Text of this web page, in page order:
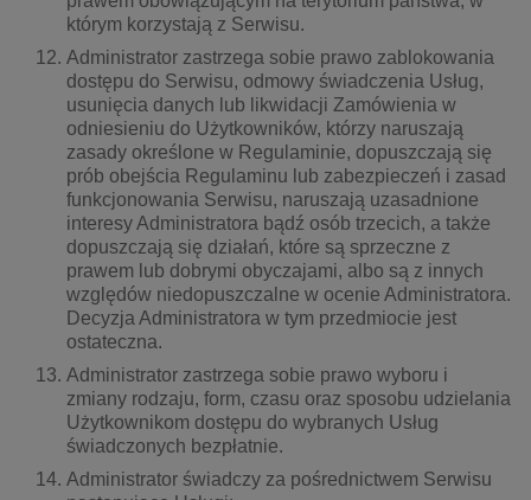
którym korzystają z Serwisu.
Administrator zastrzega sobie prawo zablokowania
dostępu do Serwisu, odmowy świadczenia Usług,
usunięcia danych lub likwidacji Zamówienia w
odniesieniu do Użytkowników, którzy naruszają
zasady określone w Regulaminie, dopuszczają się
prób obejścia Regulaminu lub zabezpieczeń i zasad
funkcjonowania Serwisu, naruszają uzasadnione
interesy Administratora bądź osób trzecich, a także
dopuszczają się działań, które są sprzeczne z
prawem lub dobrymi obyczajami, albo są z innych
względów niedopuszczalne w ocenie Administratora.
Decyzja Administratora w tym przedmiocie jest
ostateczna.
Administrator zastrzega sobie prawo wyboru i
zmiany rodzaju, form, czasu oraz sposobu udzielania
Użytkownikom dostępu do wybranych Usług
świadczonych bezpłatnie.
Administrator świadczy za pośrednictwem Serwisu